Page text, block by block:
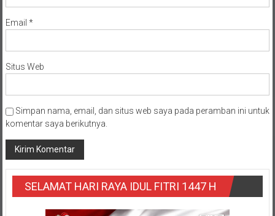
Email *
Situs Web
Simpan nama, email, dan situs web saya pada peramban ini untuk
komentar saya berikutnya.
SELAMAT HARI RAYA IDUL FITRI 1447 H